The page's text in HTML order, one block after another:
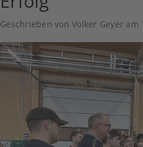
Geschrieben von Volker Geyer am